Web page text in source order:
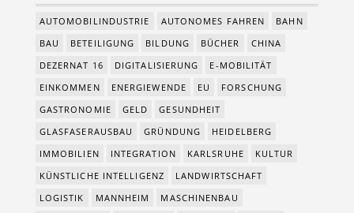
AUTOMOBILINDUSTRIE AUTONOMES FAHREN
BAHN
BAU
BETEILIGUNG BILDUNG BÜCHER
CHINA
DEZERNAT 16
DIGITALISIERUNG
E-MOBILITÄT
EINKOMMEN
ENERGIEWENDE EU
FORSCHUNG
GASTRONOMIE
GELD
GESUNDHEIT
GLASFASERAUSBAU
GRÜNDUNG
HEIDELBERG
IMMOBILIEN
INTEGRATION KARLSRUHE
KULTUR
KÜNSTLICHE INTELLIGENZ
LANDWIRTSCHAFT
LOGISTIK
MANNHEIM
MASCHINENBAU